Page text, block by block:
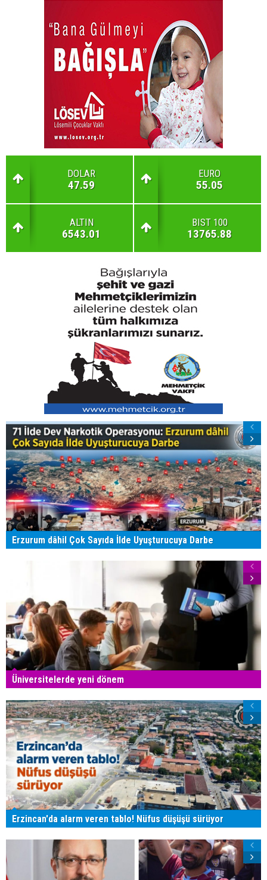
DOLAR
47.59
EURO
55.05
ALTIN
6543.01
BIST 100
13765.88
Erzurum dâhil Çok Sayıda İlde Uyuşturucuya Darbe
Üniversitelerde yeni dönem
Erzincan'da alarm veren tablo! Nüfus düşüşü sürüyor